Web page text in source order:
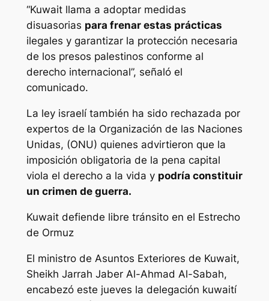
“Kuwait llama a adoptar medidas
disuasorias para frenar estas prácticas
ilegales y garantizar la protección necesaria
de los presos palestinos conforme al
derecho internacional”, señaló el
comunicado.
La ley israelí también ha sido rechazada por
expertos de la Organización de las Naciones
Unidas, (ONU) quienes advirtieron que la
imposición obligatoria de la pena capital
viola el derecho a la vida y podría constituir
un crimen de guerra.
Kuwait defiende libre tránsito en el Estrecho
de Ormuz
El ministro de Asuntos Exteriores de Kuwait,
Sheikh Jarrah Jaber Al-Ahmad Al-Sabah,
encabezó este jueves la delegación kuwaití